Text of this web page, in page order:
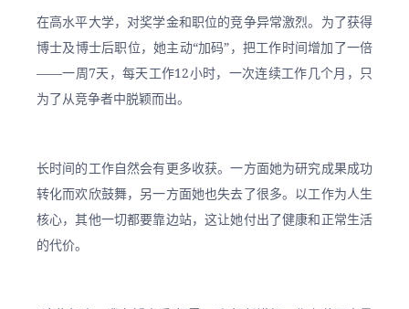
在高水平大学，对奖学金和职位的竞争异常激烈。为了获得
博士及博士后职位，她主动“加码”，把工作时间增加了一倍
——一周7天，每天工作12小时，一次连续工作几个月，只
为了从竞争者中脱颖而出。
长时间的工作自然会有更多收获。一方面她为研究成果成功
转化而欢欣鼓舞，另一方面她也失去了很多。以工作为人生
核心，其他一切都要靠边站，这让她付出了健康和正常生活
的代价。